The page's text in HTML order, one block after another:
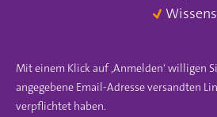
Mit einem Klick auf ‚Anmelden‘ willigen
angegebene Email-Adresse versandten
verpflichtet haben.